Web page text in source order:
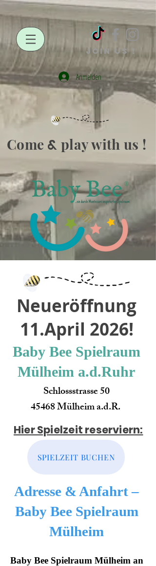
JOIN US !
Anmelden
Come & play with us !
®
Neueröffnung
11.April 2026!
Baby Bee Spielraum
Mülheim a.d.Ruhr
Schlossstrasse 50
45468 Mülheim a.d.R.
Hier Spielzeit reserviern:
SPIELZEIT BUCHEN
Adresse & Anfahrt –
Baby Bee Spielraum
Mülheim
Baby Bee Spielraum Mülheim an